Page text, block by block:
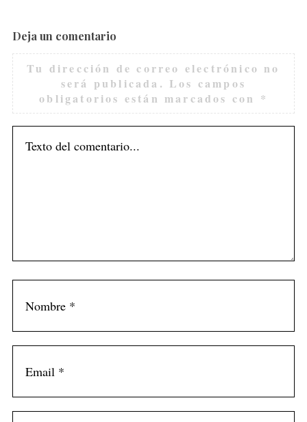
Deja un comentario
Tu dirección de correo electrónico no
será publicada. Los campos
obligatorios están marcados con *